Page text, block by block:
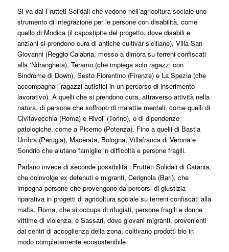
Si va dai Frutteti Solidali che vedono nell’agricoltura sociale uno
strumento di integrazione per le persone con disabilità, come
quello di Modica (il capostipite del progetto, dove disabili e
anziani si prendono cura di antiche cultivar siciliane), Villa San
Giovanni (Reggio Calabria, messo a dimora su terreni confiscati
alla ‘Ndrangheta), Teramo (che impiega solo ragazzi con
Sindrome di Down), Sesto Fiorentino (Firenze) e La Spezia (che
accompagna i ragazzi autistici in un percorso di inserimento
lavorativo). A quelli che si prendono cura, attraverso attività nella
natura, di persone che soffrono di malattie mentali, come quelli di
Civitavecchia (Roma) e Rivoli (Torino), o di dipendenze
patologiche, come a Picerno (Potenza). Fino a quelli di Bastia
Umbra (Perugia), Macerata, Bologna, Villafranca di Verona e
Sondrio che aiutano famiglie in difficoltà e persone fragili.
Parlano invece di seconde possibilità i Frutteti Solidali di Catania,
che coinvolge ex detenuti e migranti, Cerignola (Bari), che
impegna persone che provengono da percorsi di giustizia
riparativa in progetti di agricoltura sociale su terreni confiscati alla
mafia, Roma, che si occupa di rifugiati, persone fragili e donne
vittime di violenza, e Sassari, dove giovani migranti, provenienti
dai centri di accoglienza della zona, coltivano prodotti bio in
modo completamente ecosostenibile.